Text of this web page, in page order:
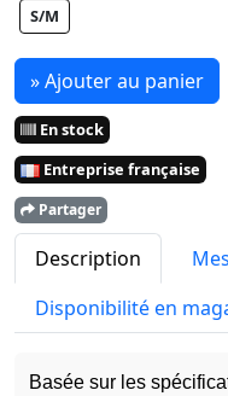
S/M
» Ajouter au panier
En stock
Entreprise française
Partager
Description
Disponibilité en
Basée sur les